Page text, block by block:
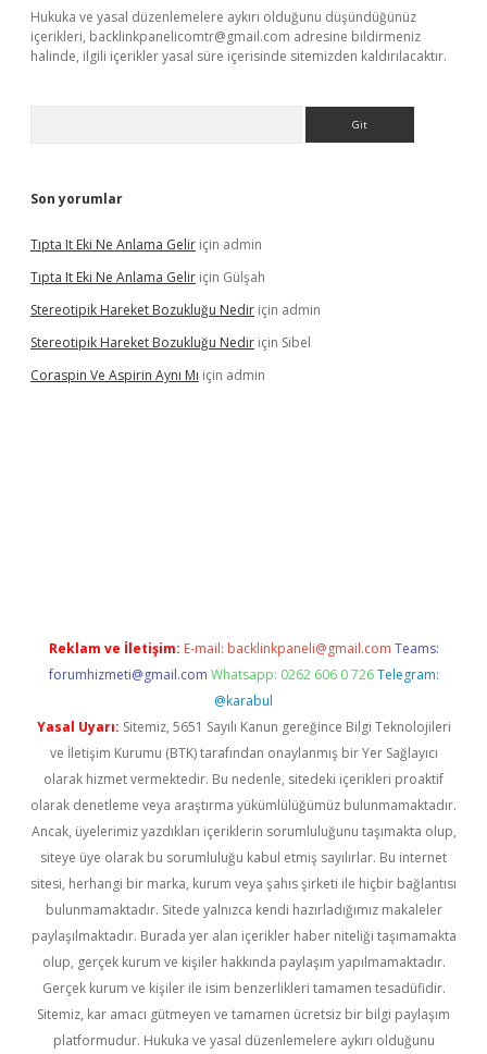
Hukuka ve yasal düzenlemelere aykırı olduğunu düşündüğünüz
içerikleri, backlinkpanelicomtr@gmail.com adresine bildirmeniz
halinde, ilgili içerikler yasal süre içerisinde sitemizden kaldırılacaktır.
Son yorumlar
Tıpta It Eki Ne Anlama Gelir için admin
Tıpta It Eki Ne Anlama Gelir için Gülşah
Stereotipik Hareket Bozukluğu Nedir için admin
Stereotipik Hareket Bozukluğu Nedir için Sibel
Coraspin Ve Aspirin Aynı Mı için admin
Reklam ve İletişim: E-mail: backlinkpaneli@gmail.com Teams:
forumhizmeti@gmail.com Whatsapp: 0262 606 0 726 Telegram:
@karabul
Yasal Uyarı: Sitemiz, 5651 Sayılı Kanun gereğince Bilgi Teknolojileri
ve İletişim Kurumu (BTK) tarafından onaylanmış bir Yer Sağlayıcı
olarak hizmet vermektedir. Bu nedenle, sitedeki içerikleri proaktif
olarak denetleme veya araştırma yükümlülüğümüz bulunmamaktadır.
Ancak, üyelerimiz yazdıkları içeriklerin sorumluluğunu taşımakta olup,
siteye üye olarak bu sorumluluğu kabul etmiş sayılırlar. Bu internet
sitesi, herhangi bir marka, kurum veya şahıs şirketi ile hiçbir bağlantısı
bulunmamaktadır. Sitede yalnızca kendi hazırladığımız makaleler
paylaşılmaktadır. Burada yer alan içerikler haber niteliği taşımamakta
olup, gerçek kurum ve kişiler hakkında paylaşım yapılmamaktadır.
Gerçek kurum ve kişiler ile isim benzerlikleri tamamen tesadüfidir.
Sitemiz, kar amacı gütmeyen ve tamamen ücretsiz bir bilgi paylaşım
platformudur. Hukuka ve yasal düzenlemelere aykırı olduğunu